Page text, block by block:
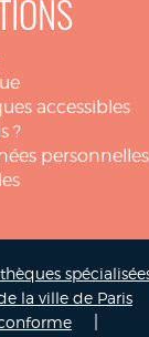
accessibles
?
personnelles
la ville de Paris